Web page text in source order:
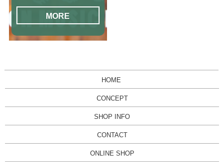
MORE
HOME
CONCEPT
SHOP INFO
CONTACT
ONLINE SHOP